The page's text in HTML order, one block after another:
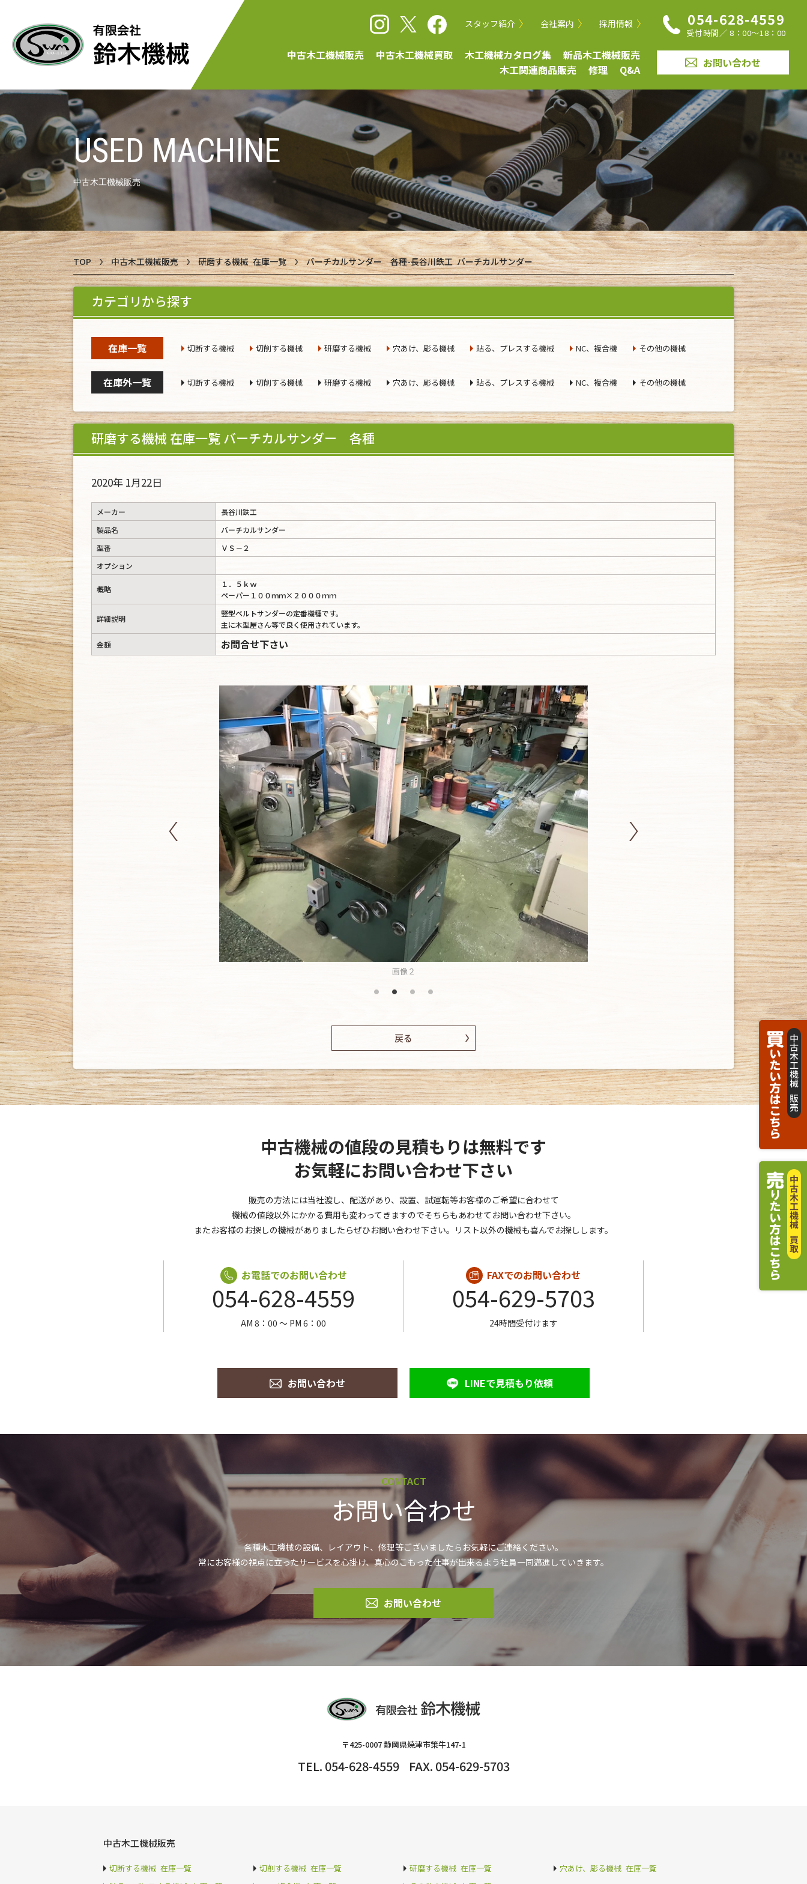
スタッフ紹介 会社案内 採用情報 054-628-4559
受付時間／ 8：00〜18：00
中古木工機械販売 中古木工機械買取 木工機械カタログ集
新品木工機械販売
木工関連商品販売
修理 Q&A お問い合わせ
USED MACHINE
中古木工機械販売
TOP 中古木工機械販売 研磨する機械 在庫一覧 バーチカルサンダー 各種-長谷川鉄工 バーチカルサンダー
カテゴリから探す
在庫一覧 切断する機械 切削する機械 研磨する機械 穴あけ、彫る機械 貼る、プレスする機械 NC、複合機 その他の機械
在庫外一覧 切断する機械 切削する機械 研磨する機械 穴あけ、彫る機械 貼る、プレスする機械 NC、複合機 その他の機械
研磨する機械 在庫一覧 バーチカルサンダー 各種
2020年 1月22日
メーカー
長谷川鉄工
製品名
バーチカルサンダー
型番
ＶＳ－２
オプション
概略
１．５ｋｗ
ペーパー１００ｍｍ×２０００ｍｍ
詳細説明
竪型ベルトサンダーの定番機種です。
主に木型屋さん等で良く使用されています。
金額
お問合せ下さい
画像２
戻る
中古機械の値段の見積もりは無料です
お気軽にお問い合わせ下さい
販売の方法には当社渡し、配送があり、設置、試運転等お客様のご希望に合わせて
機械の値段以外にかかる費用も変わってきますのでそちらもあわせてお問い合わせ下さい。
またお客様のお探しの機械がありましたらぜひお問い合わせ下さい。リスト以外の機械も喜んでお探しします。
お電話でのお問い合わせ
054-628-4559
AM 8：00 〜 PM 6：00
FAXでのお問い合わせ
054-629-5703
24時間受付けます
お問い合わせ LINEで見積もり依頼
CONTACT
お問い合わせ
各種木工機械の設備、レイアウト、修理等ございましたらお気軽にご連絡ください。
常にお客様の視点に立ったサービスを心掛け、真心のこもった仕事が出来るよう社員一同邁進していきます。
お問い合わせ
〒425-0007 静岡県焼津市策牛147-1
TEL. 054-628-4559 FAX. 054-629-5703
中古木工機械販売
切断する機械 在庫一覧 切削する機械 在庫一覧 研磨する機械 在庫一覧
穴あけ、彫る機械 在庫一覧